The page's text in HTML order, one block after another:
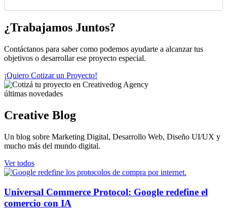
¿Trabajamos Juntos?
Contáctanos para saber como podemos ayudarte a alcanzar tus
objetivos o desarrollar ese proyecto especial.
¡Quiero Cotizar un Proyecto!
últimas novedades
Creative Blog
Un blog sobre Marketing Digital, Desarrollo Web, Diseño UI/UX y
mucho más del mundo digital.
Ver todos
Universal Commerce Protocol: Google redefine el
comercio con IA